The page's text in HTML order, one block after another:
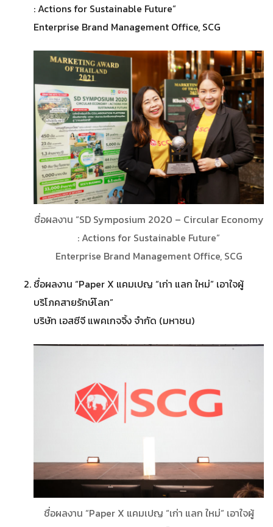
: Actions for Sustainable Future”
Enterprise Brand Management Office, SCG
ชื่อผลงาน “SD Symposium 2020 – Circular Economy
: Actions for Sustainable Future”
Enterprise Brand Management Office, SCG
ชื่อผลงาน “Paper X แคมเปญ “เก่า แลก ใหม่” เอาใจผู้
บริโภคสายรักษ์โลก”
บริษัท เอสซีจี แพคเกจจิ้ง จำกัด (มหาชน)
ชื่อผลงาน “Paper X แคมเปญ “เก่า แลก ใหม่” เอาใจผู้